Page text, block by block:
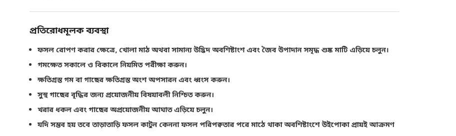
প্রতিরোধমূলক ব্যবস্থা
ফসল রোপণ করার ক্ষেত্রে, খোলা মাঠ অথবা সামান্য উদ্ভিদ অবশিষ্টাংশ এবং জৈব উপাদান সমৃদ্ধ শুষ্ক মাটি এড়িয়ে চলুন।
গমক্ষেত সকালে ও বিকালে নিয়মিত পরীক্ষা করুন।
ক্ষতিগ্রস্ত গম বা গাছের ক্ষতিগ্রস্ত অংশ অপসারন এবং ধ্বংস করুন।
সুস্থ গাছের বৃদ্ধির জন্য প্রয়োজনীয় বিষয়াবলী নিশ্চিত করুন।
খরার ধকল এবং গাছের অপ্রয়োজনীয় আঘাত এড়িয়ে চলুন।
যদি সম্ভব হয় তবে তাড়াতাড়ি ফসল কাটুন কেননা ফসল পরিপক্বতার পরে মাঠে থাকা অবশিষ্টাংশে উইপোকা প্রায়ই আক্রমণ